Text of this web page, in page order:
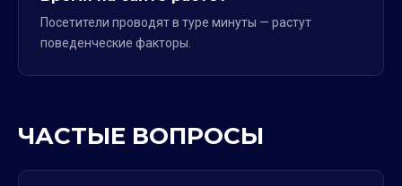
Посетители проводят в туре минуты — растут
поведенческие факторы.
ЧАСТЫЕ ВОПРОСЫ